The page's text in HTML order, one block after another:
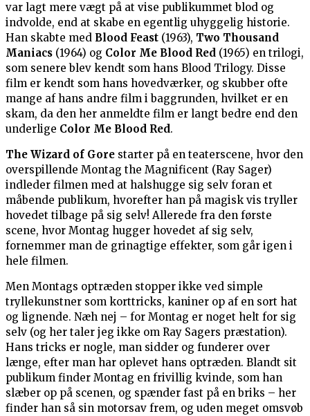
var lagt mere vægt på at vise publikummet blod og
indvolde, end at skabe en egentlig uhyggelig historie.
Han skabte med Blood Feast (1963), Two Thousand
Maniacs (1964) og Color Me Blood Red (1965) en trilogi,
som senere blev kendt som hans Blood Trilogy. Disse
film er kendt som hans hovedværker, og skubber ofte
mange af hans andre film i baggrunden, hvilket er en
skam, da den her anmeldte film er langt bedre end den
underlige Color Me Blood Red.
The Wizard of Gore starter på en teaterscene, hvor den
overspillende Montag the Magnificent (Ray Sager)
indleder filmen med at halshugge sig selv foran et
måbende publikum, hvorefter han på magisk vis tryller
hovedet tilbage på sig selv! Allerede fra den første
scene, hvor Montag hugger hovedet af sig selv,
fornemmer man de grinagtige effekter, som går igen i
hele filmen.
Men Montags optræden stopper ikke ved simple
tryllekunstner som korttricks, kaniner op af en sort hat
og lignende. Næh nej – for Montag er noget helt for sig
selv (og her taler jeg ikke om Ray Sagers præstation).
Hans tricks er nogle, man sidder og funderer over
længe, efter man har oplevet hans optræden. Blandt sit
publikum finder Montag en frivillig kvinde, som han
slæber op på scenen, og spænder fast på en briks – her
finder han så sin motorsav frem, og uden meget omsvøb